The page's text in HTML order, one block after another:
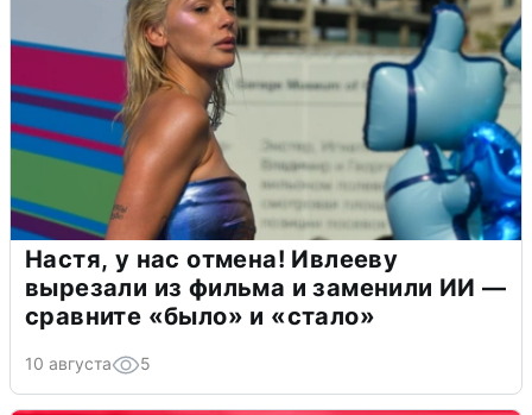
Настя, у нас отмена! Ивлееву
вырезали из фильма и заменили ИИ —
сравните «было» и «стало»
10 августа 5